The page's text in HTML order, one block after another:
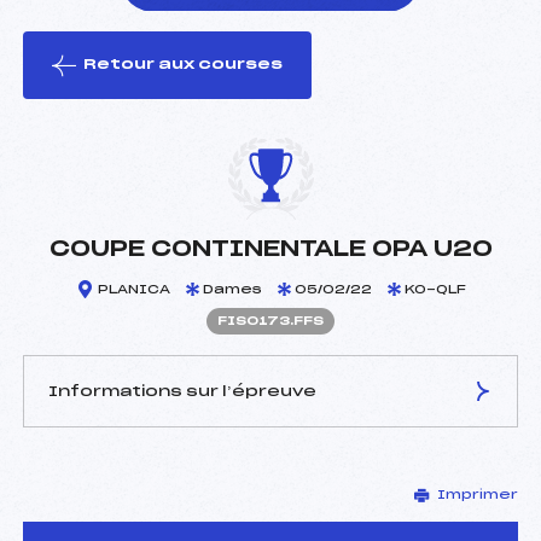
le ski
Retour aux courses
COUPE CONTINENTALE OPA U20
PLANICA Dames 05/02/22 KO-QLF
FIS0173.FFS
Informations sur l’épreuve
–
D.T Adjoint :
–
Imprimer